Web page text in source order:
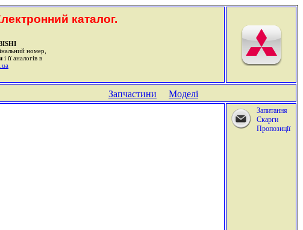
каталог.
номер,
і її аналогів в
Запчастини Моделі
Запитання
Скарги
Пропозиції